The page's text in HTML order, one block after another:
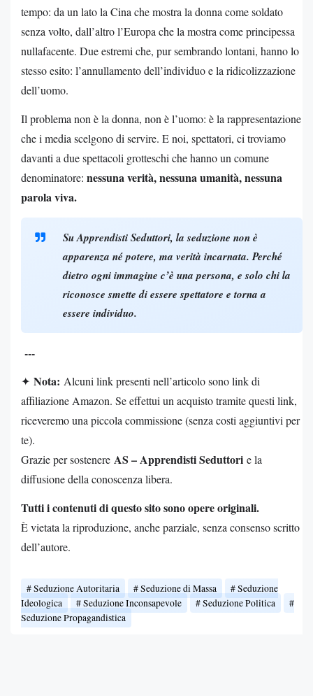
tempo: da un lato la Cina che mostra la donna come soldato
senza volto, dall’altro l’Europa che la mostra come principessa
nullafacente. Due estremi che, pur sembrando lontani, hanno lo
stesso esito: l’annullamento dell’individuo e la ridicolizzazione
dell’uomo.
Il problema non è la donna, non è l’uomo: è la rappresentazione
che i media scelgono di servire. E noi, spettatori, ci troviamo
davanti a due spettacoli grotteschi che hanno un comune
denominatore: nessuna verità, nessuna umanità, nessuna
parola viva.
SuApprendisti Seduttori, la seduzione non è
apparenza né potere, ma verità incarnata. Perché
dietro ogni immagine c’è una persona, e solo chi la
riconosce smette di essere spettatore e torna a
essere individuo.
---
✦ Nota: Alcuni link presenti nell’articolo sono link di
affiliazione Amazon. Se effettui un acquisto tramite questi link,
riceveremo una piccola commissione (senza costi aggiuntivi per
te).
Grazie per sostenere AS – Apprendisti Seduttori e la
diffusione della conoscenza libera.
Tutti i contenuti di questo sito sono opere originali.
È vietata la riproduzione, anche parziale, senza consenso scritto
dell’autore.
Seduzione Autoritaria Seduzione di Massa
Seduzione
Ideologica
Seduzione Inconsapevole
Seduzione Politica
Seduzione Propagandistica